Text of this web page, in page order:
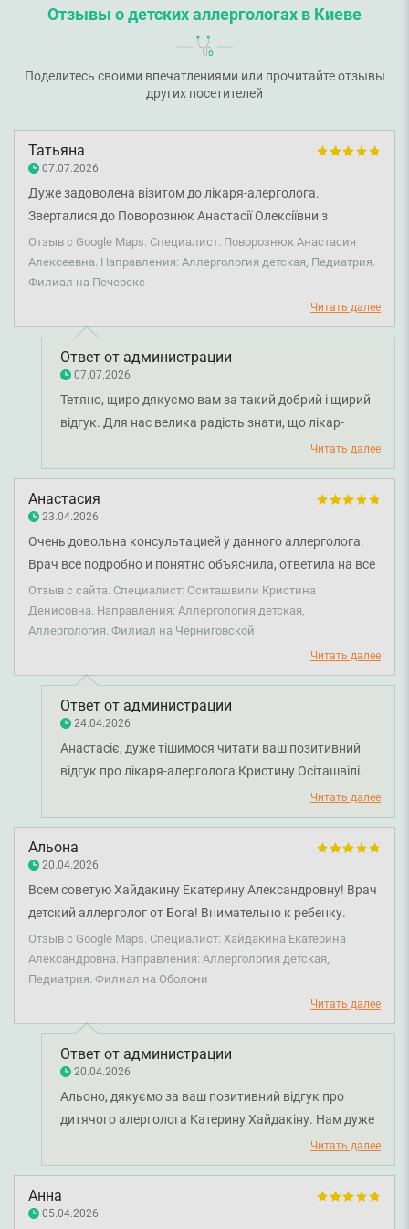
Отзывы о детских аллергологах в Киеве
Поделитесь своими впечатлениями или прочитайте отзывы
других посетителей
Татьяна
07.07.2026
Дуже задоволена візитом до лікаря-алерголога.
Зверталися до Поворознюк Анастасії Олексіївни з
дитиною 1,5 року і залишилися лише з найкращими
враженнями. Лікар дуже уважна, чуйна, професійна та
вміє знайти підхід до маленьких пацієнтів. Це вже не
перший наш візит до неї, і надалі також плануватимемо
звертатися саме до Анастасії Олексіївни. Щиро дякуємо
лікарю за професіоналізм, турботу та детальні
рекомендації, а також клініці за чудовий сервіс!
Отзыв с Google Maps. Специалист: Поворознюк Анастасия
Алексеевна. Направления: Аллергология детская, Педиатрия.
Филиал на Печерске
Читать далее
Ответ от администрации
07.07.2026
Тетяно, щиро дякуємо вам за такий добрий і щирий
відгук. Для нас велика радість знати, що лікар-
терапевт Анастасія Поворознюк змогла створити
комфортну атмосферу для вас і вашої дитини та
залишила найкращі враження від консультації.
Бажаємо вам міцного здоров'я!
Читать далее
Анастасия
23.04.2026
Очень довольна консультацией у данного аллерголога.
Врач все подробно и понятно объяснила, ответила на все
вопросы. Прием прошел максимально комфортно,
чувствовалась внимательность и профессионализм.
Видно, что врач квалифицирован и действительно
Отзыв с сайта. Специалист: Оситашвили Кристина
Денисовна. Направления: Аллергология детская,
Аллергология. Филиал на Черниговской
Читать далее
Ответ от администрации
24.04.2026
Анастасіє, дуже тішимося читати ваш позитивний
відгук про лікаря-алерголога Кристину Осіташвілі.
Раді, що консультація пройшла комфортно та ви
отримали вичерпні відповіді на всі запитання.
Читать далее
Альона
20.04.2026
Всем советую Хайдакину Екатерину Александровну! Врач
детский аллерголог от Бога! Внимательно к ребенку.
Терпеливая. Все подробно объясняет. Все ясно. И
главное, правильно выставлен диагноз. Спасибо!
Отзыв с Google Maps. Специалист: Хайдакина Екатерина
Александровна. Направления: Аллергология детская,
Педиатрия. Филиал на Оболони
Читать далее
Ответ от администрации
20.04.2026
Альоно, дякуємо за ваш позитивний відгук про
дитячого алерголога Катерину Хайдакіну. Нам дуже
приємно знати, що ви залишилися задоволені
консультацією, уважним ставленням до дитини та
зрозумілими поясненнями лікаря. Бажаємо вам
міцного здоров'я.
Читать далее
Анна
05.04.2026